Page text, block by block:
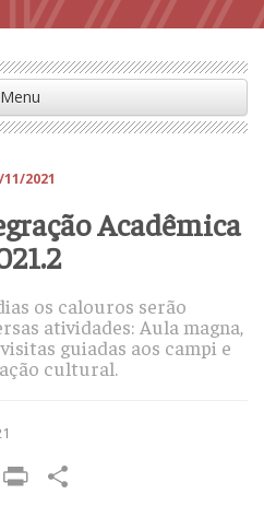
Menu
11/2021
Acadêmica
os calouros serão
atividades: Aula magna,
guiadas aos campi e
cultural.
CopyPrint